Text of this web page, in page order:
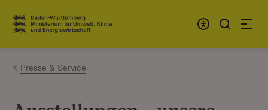
Zum Inhalt springen
Link zur Startseite
Presse & Service